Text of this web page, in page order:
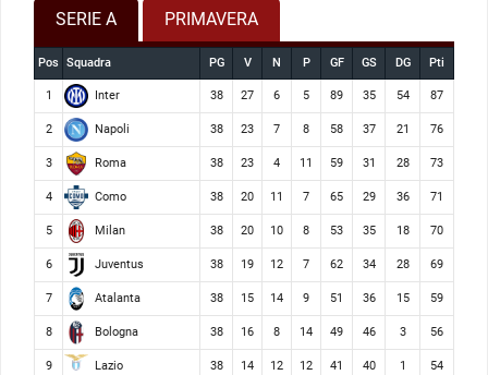
SERIE A PRIMAVERA
Pos Squadra PG V N P GF GS DG Pti
1 Inter 38 27 6 5 89 35 54 87
2 Napoli 38 23 7 8 58 37 21 76
3 Roma 38 23 4 11 59 31 28 73
4 Como 38 20 11 7 65 29 36 71
5 Milan 38 20 10 8 53 35 18 70
6 Juventus 38 19 12 7 62 34 28 69
7 Atalanta 38 15 14 9 51 36 15 59
8 Bologna 38 16 8 14 49 46 3 56
9 Lazio 38 14 12 12 41 40 1 54